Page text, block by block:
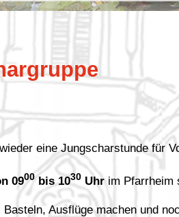
eine Jungscharstunde für
0900bis 1030 Uhrim Pfarrheim
Ausflüge machen und